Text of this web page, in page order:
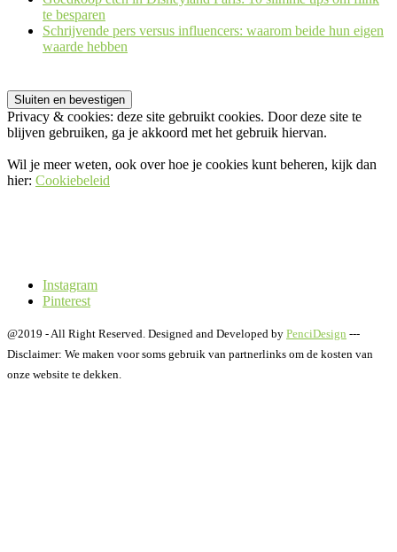
te besparen
Schrijvende pers versus influencers: waarom beide hun eigen
waarde hebben
Privacy & cookies: deze site gebruikt cookies. Door deze site te
blijven gebruiken, ga je akkoord met het gebruik hiervan.
Wil je meer weten, ook over hoe je cookies kunt beheren, kijk dan
hier: Cookiebeleid
Instagram
Pinterest
@2019 - All Right Reserved. Designed and Developed by PenciDesign ---
Disclaimer: We maken voor soms gebruik van partnerlinks om de kosten van
onze website te dekken.